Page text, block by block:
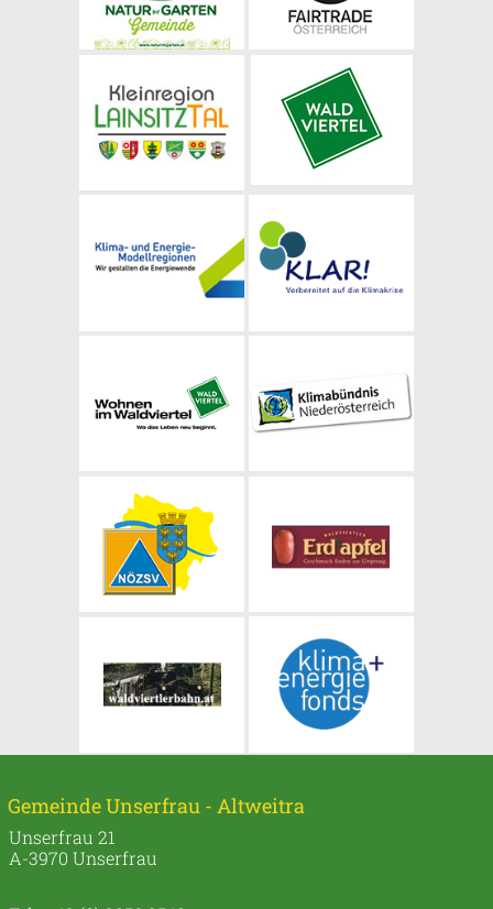
Gemeinde Unserfrau - Altweitra
Unserfrau 21
A-3970 Unserfrau